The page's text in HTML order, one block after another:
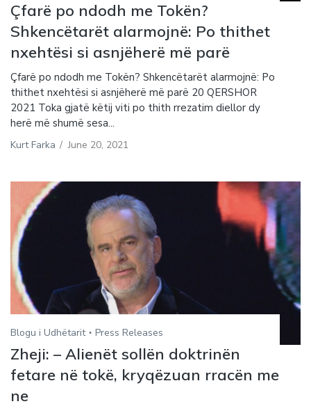
Çfarë po ndodh me Tokën?
Shkencëtarët alarmojnë: Po thithet
nxehtësi si asnjëherë më parë
Çfarë po ndodh me Tokën? Shkencëtarët alarmojnë: Po
thithet nxehtësi si asnjëherë më parë 20 QERSHOR
2021 Toka gjatë këtij viti po thith rrezatim diellor dy
herë më shumë sesa...
Kurt Farka / June 20, 2021
Blogu i Udhëtarit Press Releases
Zheji: – Alienët sollën doktrinën
fetare në tokë, kryqëzuan rracën me
ne